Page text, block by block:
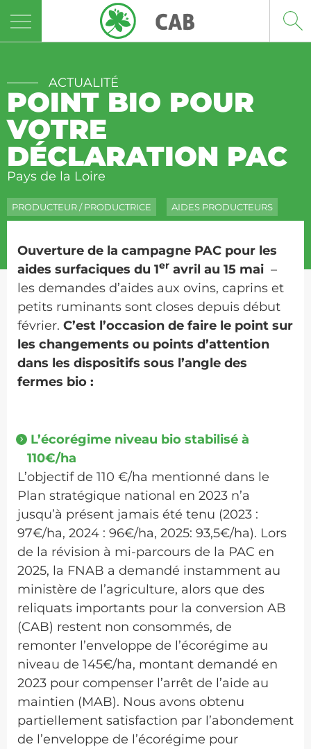
ACTUALITÉ
POINT BIO POUR
VOTRE
DÉCLARATION PAC
Pays de la Loire
PRODUCTEUR / PRODUCTRICE AIDES PRODUCTEURS
Ouverture de la campagne PAC pour les
aides surfaciques du 1er avril au 15 mai –
les demandes d’aides aux ovins, caprins et
petits ruminants sont closes depuis début
février. C’est l’occasion de faire le point sur
les changements ou points d’attention
dans les dispositifs sous l’angle des
fermes bio :
L’écorégime niveau bio stabilisé à
110€/ha
L’objectif de 110 €/ha mentionné dans le
Plan stratégique national en 2023 n’a
jusqu’à présent jamais été tenu (2023 :
97€/ha, 2024 : 96€/ha, 2025: 93,5€/ha). Lors
de la révision à mi-parcours de la PAC en
2025, la FNAB a demandé instamment au
ministère de l’agriculture, alors que des
reliquats importants pour la conversion AB
(CAB) restent non consommés, de
remonter l’enveloppe de l’écorégime au
niveau de 145€/ha, montant demandé en
2023 pour compenser l’arrêt de l’aide au
maintien (MAB). Nous avons obtenu
partiellement satisfaction par l’abondement
de l’enveloppe de l’écorégime pour
Panneau de gestion des cookies